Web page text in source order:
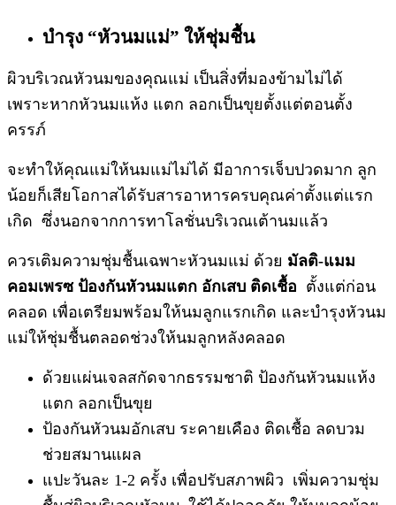
บำรุง “หัวนมแม่” ให้ชุ่มชื้น
ผิวบริเวณหัวนมของคุณแม่ เป็นสิ่งที่มองข้ามไม่ได้
เพราะหากหัวนมแห้ง แตก ลอกเป็นขุยตั้งแต่ตอนตั้ง
ครรภ์
จะทำให้คุณแม่ให้นมแม่ไม่ได้ มีอาการเจ็บปวดมาก ลูก
น้อยก็เสียโอกาสได้รับสารอาหารครบคุณค่าตั้งแต่แรก
เกิด ซึ่งนอกจากการทาโลชั่นบริเวณเต้านมแล้ว
ควรเติมความชุ่มชื้นเฉพาะหัวนมแม่ ด้วย มัลติ-แมม
คอมเพรซ ป้องกันหัวนมแตก อักเสบ ติดเชื้อ ตั้งแต่ก่อน
คลอด เพื่อเตรียมพร้อมให้นมลูกแรกเกิด และบำรุงหัวนม
แม่ให้ชุ่มชื้นตลอดช่วงให้นมลูกหลังคลอด
ด้วยแผ่นเจลสกัดจากธรรมชาติ ป้องกันหัวนมแห้ง
แตก ลอกเป็นขุย
ป้องกันหัวนมอักเสบ ระคายเคือง ติดเชื้อ ลดบวม
ช่วยสมานแผล
แปะวันละ 1-2 ครั้ง เพื่อปรับสภาพผิว เพิ่มความชุ่ม